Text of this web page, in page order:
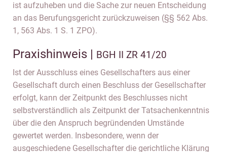
ist aufzuheben und die Sache zur neuen Entscheidung
an das Berufungsgericht zurückzuweisen (§§ 562 Abs.
1, 563 Abs. 1 S. 1 ZPO).
Praxishinweis | BGH II ZR 41/20
Ist der Ausschluss eines Gesellschafters aus einer
Gesellschaft durch einen Beschluss der Gesellschafter
erfolgt, kann der Zeitpunkt des Beschlusses nicht
selbstverständlich als Zeitpunkt der Tatsachenkenntnis
über die den Anspruch begründenden Umstände
gewertet werden. Insbesondere, wenn der
ausgeschiedene Gesellschafter die gerichtliche Klärung